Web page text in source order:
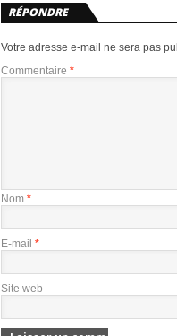
RÉPONDRE
Votre adresse e-mail ne sera pas
Commentaire *
Nom *
E-mail *
Site web